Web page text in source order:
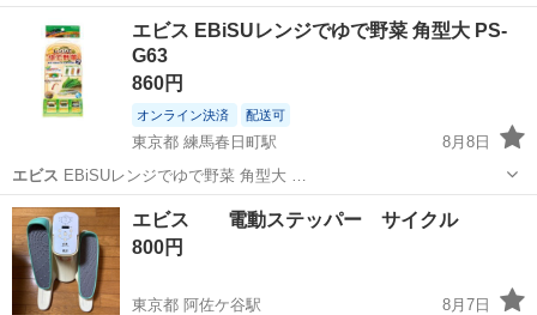
日128日★クリーンルーム内作業★マイカー通勤OK＆無料駐車場あり
★就業先食堂利用可！日払い制度あり！《茨城県常陸大宮市》 人気の
工場のお仕事 ◇コネクタ製造工...
常陸大宮市
エビス EBiSUレンジでゆで野菜 角型大 PS-
G63
860円
オンライン決済 配送可
東京都 練馬春日町駅
8月8日
エビス EBiSUレンジでゆで野菜 角型大 …
東京 練馬区 練馬春日町駅 調理器具 エビス
エビス 電動ステッパー サイクル
800円
東京都 阿佐ケ谷駅
8月7日